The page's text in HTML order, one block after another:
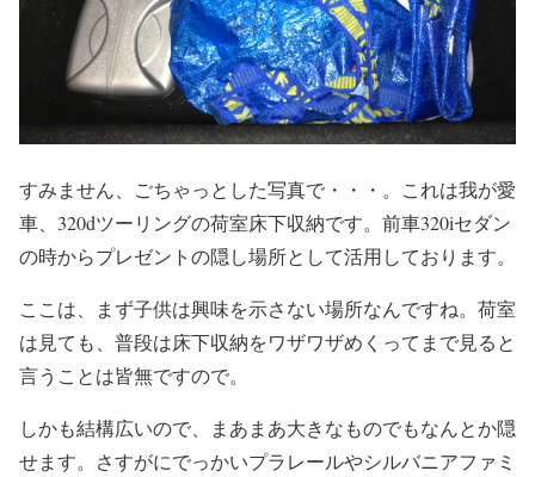
すみません、ごちゃっとした写真で・・・。これは我が愛
車、320dツーリングの荷室床下収納です。前車320iセダン
の時からプレゼントの隠し場所として活用しております。
ここは、まず子供は興味を示さない場所なんですね。荷室
は見ても、普段は床下収納をワザワザめくってまで見ると
言うことは皆無ですので。
しかも結構広いので、まあまあ大きなものでもなんとか隠
せます。さすがにでっかいプラレールやシルバニアファミ